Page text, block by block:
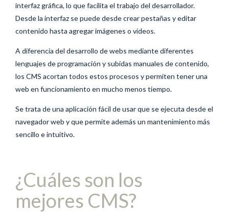
interfaz gráfica, lo que facilita el trabajo del desarrollador.
Desde la interfaz se puede desde crear pestañas y editar
contenido hasta agregar imágenes o vídeos.
A diferencia del desarrollo de webs mediante diferentes
lenguajes de programación y subidas manuales de contenido,
los CMS acortan todos estos procesos y permiten tener una
web en funcionamiento en mucho menos tiempo.
Se trata de una aplicación fácil de usar que se ejecuta desde el
navegador web y que permite además un mantenimiento más
sencillo e intuitivo.
¿Cuáles son los
mejores CMS?